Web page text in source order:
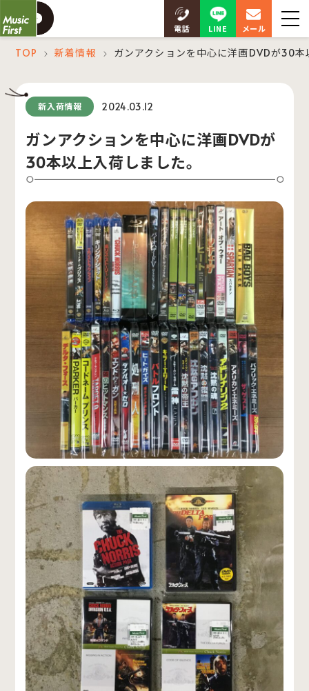
電話 LINE メール
TOP ＞ 新着情報 ＞ ガンアクションを中心に洋画DVDが30
新入荷情報 2024.03.12
ガンアクションを中心に洋画DVDが
30本以上入荷しました。